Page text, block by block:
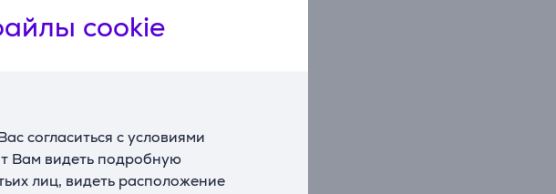
cookie
согласиться с условиями
Вам видеть подробную
лиц, видеть расположение
г